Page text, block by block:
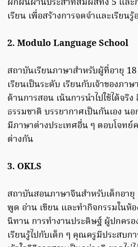
ฝึกฝนผ่านประสาทสัมผัสทั้ง 5 และ
เรียน เพื่อสร้างการจดจำและเรียน
2. Modulo Language School
สถาบันเรียนภาษาสำหรับผู้ที่อายุ
เรียนเป็นระดับ เรียนกับเจ้าของภา
ด้านการสอน เน้นการนำไปใช้ได้จริง
ธรรมชาติ บรรยากาศเป็นกันเอง น
มีภาษาต่างประเทศอื่น ๆ ตอบโจท
ต่างกัน
3. OKLS
สถาบันสอนภาษาจีนสำหรับเด็กอายุ
พูด อ่าน เขียน และทำกิจกรรมในห้อ
นิทาน การทำงานประดิษฐ์ ผู้ปกครอ
เรียนรู้ไปกับเด็ก ๆ คุณครูมีประสบ